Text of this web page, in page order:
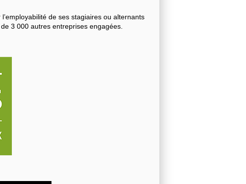
de ses stagiaires ou alternants
3 000 autres entreprises engagées.